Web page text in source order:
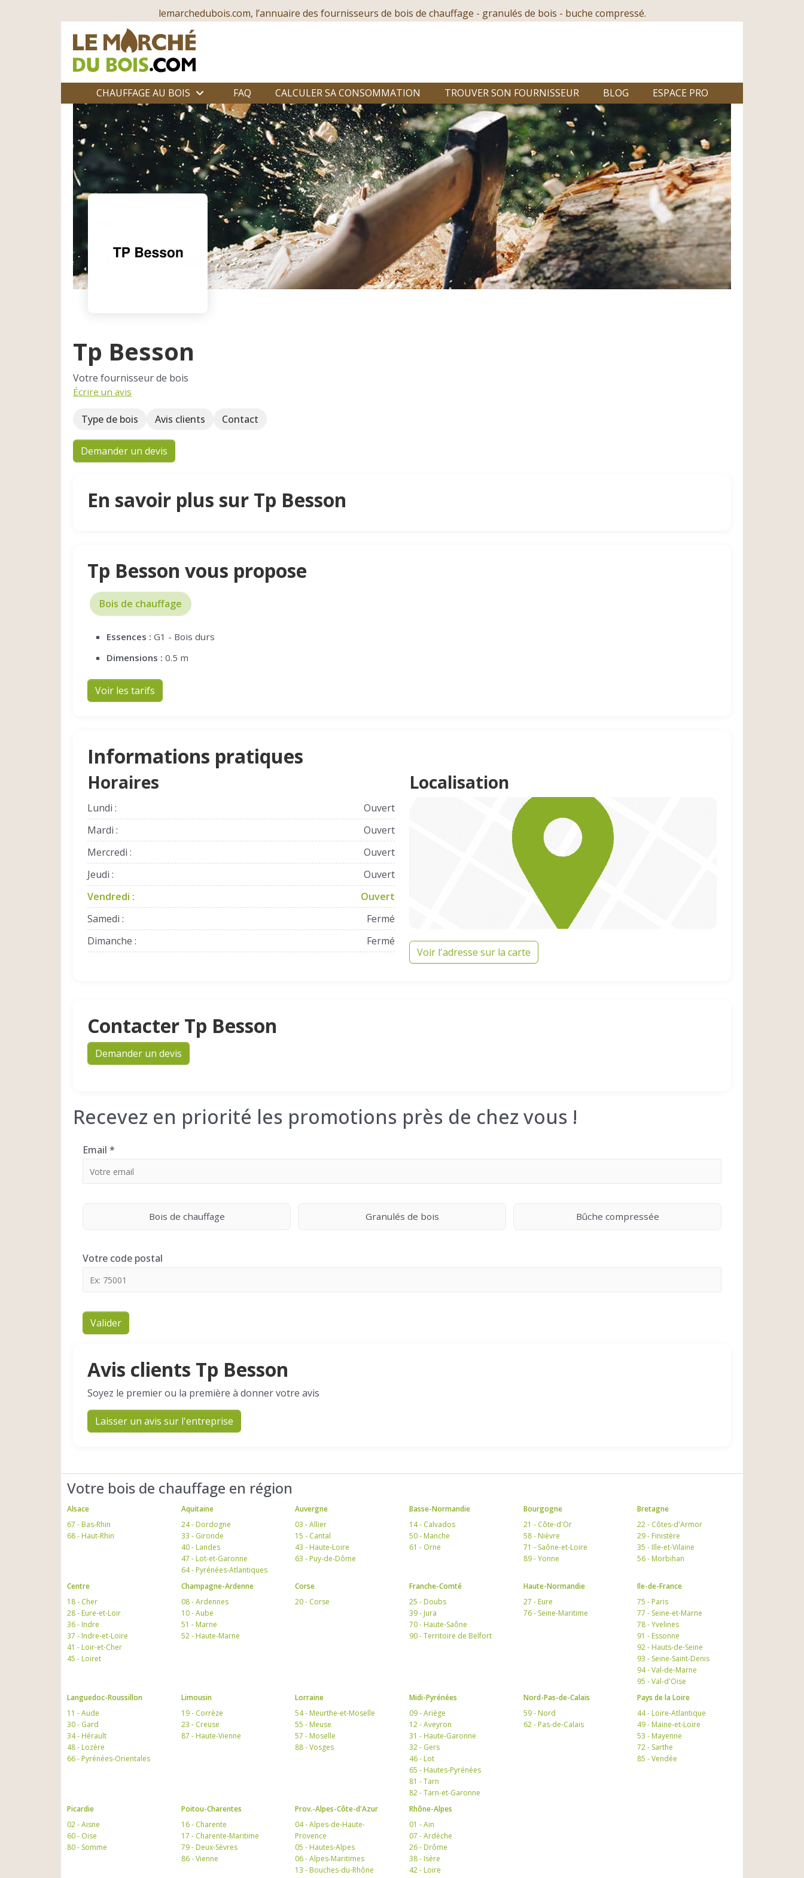
lemarchedubois.com, l’annuaire des fournisseurs de bois de chauffage - granulés de bois - buche compressé.
CHAUFFAGE AU BOIS FAQ CALCULER SA CONSOMMATION TROUVER SON FOURNISSEUR BLOG ESPACE PRO
Tp Besson
Votre fournisseur de bois
Écrire un avis
Type de bois Avis clients Contact
Demander un devis
En savoir plus sur Tp Besson
Tp Besson vous propose
Bois de chauffage
Essences : G1 - Bois durs
Dimensions : 0.5 m
Voir les tarifs
Informations pratiques
Horaires
Lundi :
Ouvert
Mardi :
Ouvert
Mercredi :
Ouvert
Jeudi :
Ouvert
Vendredi :
Ouvert
Samedi :
Fermé
Dimanche :
Fermé
Localisation
Voir l'adresse sur la carte
Contacter Tp Besson
Demander un devis
Recevez en priorité les promotions près de chez vous !
Email *
Bois de chauffage Granulés de bois Bûche compressée
Votre code postal
Valider
Avis clients Tp Besson
Soyez le premier ou la première à donner votre avis
Laisser un avis sur l'entreprise
Votre bois de chauffage en région
Alsace
67 - Bas-Rhin
68 - Haut-Rhin
Aquitaine
24 - Dordogne
33 - Gironde
40 - Landes
47 - Lot-et-Garonne
64 - Pyrénées-Atlantiques
Auvergne
03 - Allier
15 - Cantal
43 - Haute-Loire
63 - Puy-de-Dôme
Basse-Normandie
14 - Calvados
50 - Manche
61 - Orne
Bourgogne
21 - Côte-d'Or
58 - Nièvre
71 - Saône-et-Loire
89 - Yonne
Bretagne
22 - Côtes-d'Armor
29 - Finistère
35 - Ille-et-Vilaine
56 - Morbihan
Centre
18 - Cher
28 - Eure-et-Loir
36 - Indre
37 - Indre-et-Loire
41 - Loir-et-Cher
45 - Loiret
Champagne-Ardenne
08 - Ardennes
10 - Aube
51 - Marne
52 - Haute-Marne
Corse
20 - Corse
Franche-Comté
25 - Doubs
39 - Jura
70 - Haute-Saône
90 - Territoire de Belfort
Haute-Normandie
27 - Eure
76 - Seine-Maritime
Ile-de-France
75 - Paris
77 - Seine-et-Marne
78 - Yvelines
91 - Essonne
92 - Hauts-de-Seine
93 - Seine-Saint-Denis
94 - Val-de-Marne
95 - Val-d'Oise
Languedoc-Roussillon
11 - Aude
30 - Gard
34 - Hérault
48 - Lozère
66 - Pyrénées-Orientales
Limousin
19 - Corrèze
23 - Creuse
87 - Haute-Vienne
Lorraine
54 - Meurthe-et-Moselle
55 - Meuse
57 - Moselle
88 - Vosges
Midi-Pyrénées
09 - Ariège
12 - Aveyron
31 - Haute-Garonne
32 - Gers
46 - Lot
65 - Hautes-Pyrénées
81 - Tarn
82 - Tarn-et-Garonne
Nord-Pas-de-Calais
59 - Nord
62 - Pas-de-Calais
Pays de la Loire
44 - Loire-Atlantique
49 - Maine-et-Loire
53 - Mayenne
72 - Sarthe
85 - Vendée
Picardie
02 - Aisne
60 - Oise
80 - Somme
Poitou-Charentes
16 - Charente
17 - Charente-Maritime
79 - Deux-Sèvres
86 - Vienne
Prov.-Alpes-Côte-d'Azur
04 - Alpes-de-Haute-
Provence
05 - Hautes-Alpes
06 - Alpes-Maritimes
13 - Bouches-du-Rhône
Rhône-Alpes
01 - Ain
07 - Ardèche
26 - Drôme
38 - Isère
42 - Loire